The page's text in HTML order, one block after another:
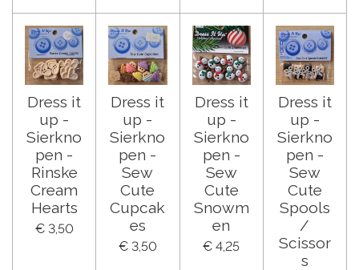
Dress it
up -
Sierkno
pen -
Rinske
Cream
Hearts
€ 3,50
Dress it
up -
Sierkno
pen -
Sew
Cute
Cupcak
es
€ 3,50
Dress it
up -
Sierkno
pen -
Sew
Cute
Snowm
en
€ 4,25
Dress it
up -
Sierkno
pen -
Sew
Cute
Spools
/
Scissor
s